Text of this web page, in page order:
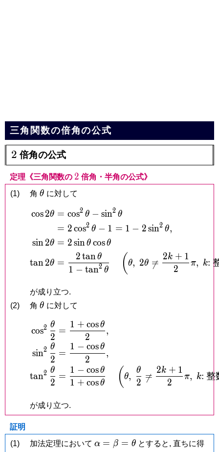
三角関数の倍角の公式
2
2 倍角の公式
定理《三角関数の 2
2 倍角・半角の公式》
(1)
角 \theta
θ に対して
\begin{aligned} \cos
cos2θ
sin2θ
tan2θ
= cos2 θ − sin2 θ
= 2cos2 θ − 1 = 1 − 2sin2 θ,
= 2sinθ cosθ
=
1 − tan2 θ
2tanθ ( θ, 2θ 
=
2
2k + 1
π, k:
が成り立つ.
(2)
角 \theta
θ に対して
cos2
2
θ
sin2
2
θ
tan2
2
θ
=
2
1 + cosθ
,
=
2
1 − cosθ
,
=
1 + cosθ
1 − cosθ ( θ,
2
θ

=
2
2k + 1
π, k:整
が成り立つ.
証明
(1)
加法定理において \alpha
α = β = θ とすると, 直ちに得